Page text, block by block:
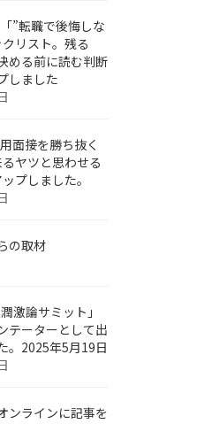
”転職で後悔しな
リスト。残る
める前に読む判断
しました
面接を勝ち抜く
ヤツと思わせる
プしました。
の取材
激論サミット」
テーターとして出
。2025年5月19日
ンラインに記事を